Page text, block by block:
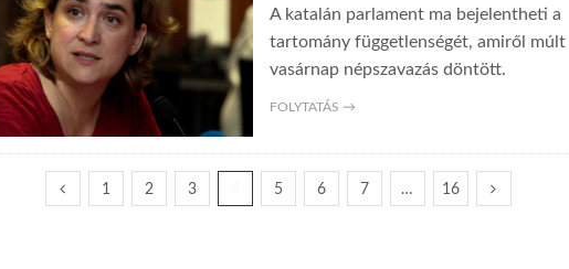
A katalán parlament ma bejelentheti a
tartomány függetlenségét, amiről múlt
vasárnap népszavazás döntött.
FOLYTATÁS →
1 2 3 5 6 7 … 16